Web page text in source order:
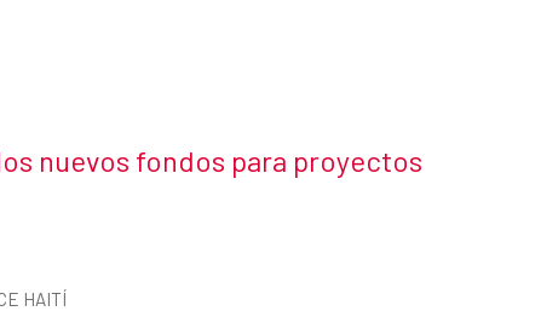
nuevos fondos para proyectos
la noticia
HAITÍ